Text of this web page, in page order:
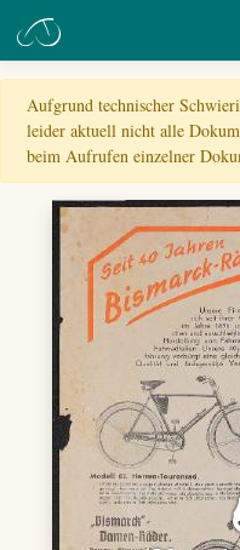
Aufgrund technischer
leider aktuell nicht alle
beim Aufrufen einzelner